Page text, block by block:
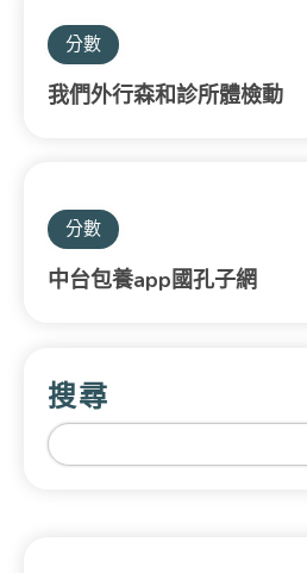
分數
我們外行森和診所體檢動
分數
中台包養app國孔子網
搜尋